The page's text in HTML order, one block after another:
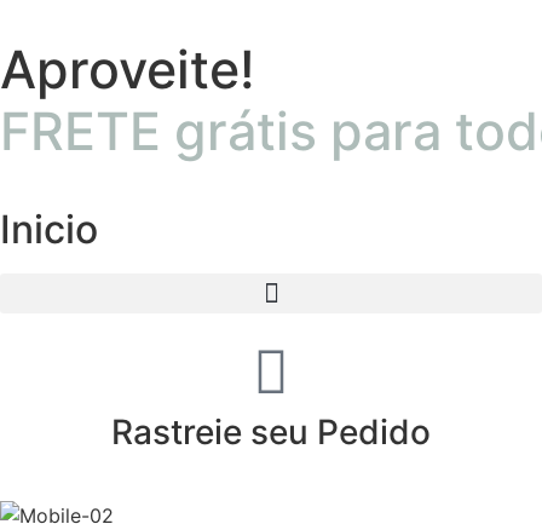
Aproveite!
FRETE grátis para
Inicio
Rastreie seu Pedido